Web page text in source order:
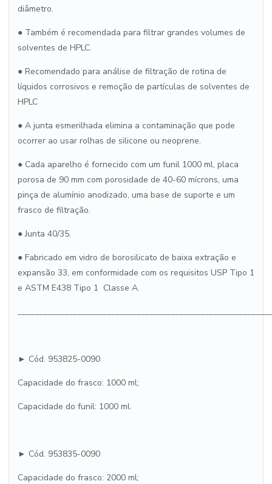
diâmetro.
● Também é recomendada para filtrar grandes volumes de
solventes de HPLC.
● Recomendado para análise de filtração de rotina de
líquidos corrosivos e remoção de partículas de solventes de
HPLC
● A junta esmerilhada elimina a contaminação que pode
ocorrer ao usar rolhas de silicone ou neoprene.
● Cada aparelho é fornecido com um funil 1000 ml, placa
porosa de 90 mm com porosidade de 40-60 mícrons, uma
pinça de alumínio anodizado, uma base de suporte e um
frasco de filtração.
● Junta 40/35.
● Fabricado em vidro de borosilicato de baixa extração e
expansão 33, em conformidade com os requisitos USP Tipo 1
e ASTM E438 Tipo 1 Classe A.
► Cód. 953825-0090
Capacidade do frasco: 1000 ml;
Capacidade do funil: 1000 ml.
► Cód. 953835-0090
Capacidade do frasco: 2000 ml;